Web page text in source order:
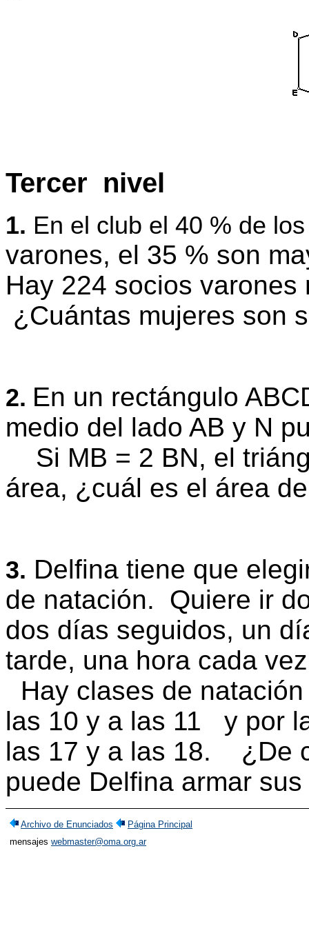
Tercer nivel
1. En el club el 40 % de
varones, el 35 % son
Hay 224 socios
¿Cuántas mujeres son
2. En un rectángulo
medio del lado AB y N
Si MB = 2 BN, el
área, ¿cuál es el área
3. Delfina tiene que
de natación.
Quiere ir
dos días seguidos, un
tarde, una hora cada
Hay clases de
las 10 y a las 11
y por
las 17 y a las 18. ¿De
puede Delfina armar
Archivo de Enunciados
Página Principal
mensajes webmaster@oma.org.ar